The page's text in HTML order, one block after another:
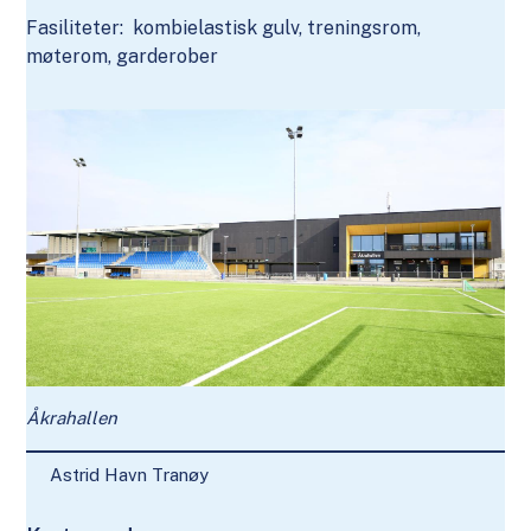
Fasiliteter: kombielastisk gulv, treningsrom,
møterom, garderober
Åkrahallen
Astrid Havn Tranøy